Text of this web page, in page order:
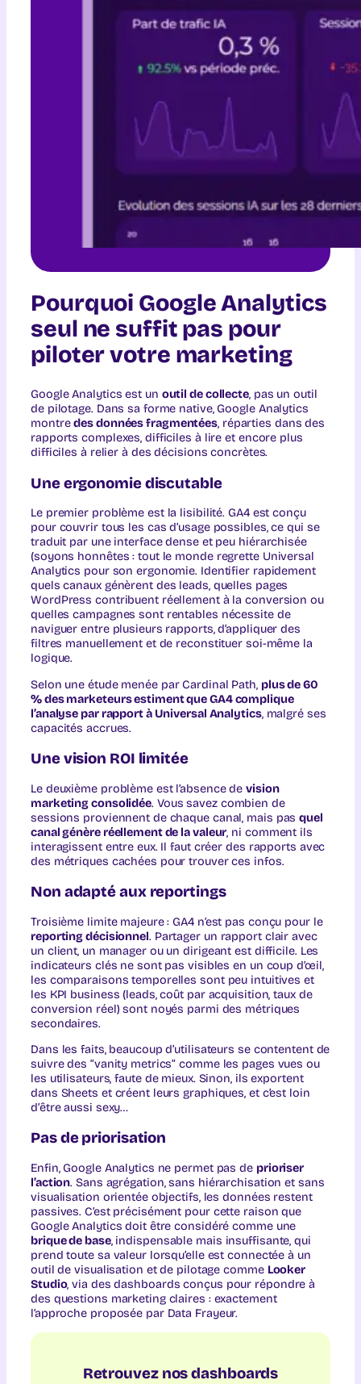
Pourquoi Google Analytics
seul ne suffit pas pour
piloter votre marketing
Google Analytics est un outil de collecte, pas un outil
de pilotage. Dans sa forme native, Google Analytics
montredes données fragmentées, réparties dans des
rapports complexes, difficiles à lire et encore plus
difficiles à relier à des décisions concrètes.
Une ergonomie discutable
Le premier problème est la lisibilité. GA4 est conçu
pour couvrir tous les cas d’usage possibles, ce qui se
traduit par une interface dense et peu hiérarchisée
(soyons honnêtes : tout le monde regrette Universal
Analytics pour son ergonomie. Identifier rapidement
quels canaux génèrent des leads, quelles pages
WordPress contribuent réellement à la conversion ou
quelles campagnes sont rentables nécessite de
naviguer entre plusieurs rapports, d’appliquer des
filtres manuellement et de reconstituer soi-même la
logique.
Selon une étude menée par Cardinal Path, plus de 60
% des marketeurs estiment que GA4 complique
l’analyse par rapport à Universal Analytics, malgré ses
capacités accrues.
Une vision ROI limitée
Le deuxième problème est l’absence devision
marketing consolidée. Vous savez combien de
sessions proviennent de chaque canal, mais pasquel
canal génère réellement de la valeur, ni comment ils
interagissent entre eux. Il faut créer des rapports avec
des métriques cachées pour trouver ces infos.
Non adapté aux reportings
Troisième limite majeure : GA4 n’est pas conçu pour le
reporting décisionnel. Partager un rapport clair avec
un client, un manager ou un dirigeant est difficile. Les
indicateurs clés ne sont pas visibles en un coup d’œil,
les comparaisons temporelles sont peu intuitives et
les KPI business (leads, coût par acquisition, taux de
conversion réel) sont noyés parmi des métriques
secondaires.
Dans les faits, beaucoup d’utilisateurs se contentent de
suivre des “vanity metrics” comme les pages vues ou
les utilisateurs, faute de mieux. Sinon, ils exportent
dans Sheets et créent leurs graphiques, et c’est loin
d’être aussi sexy…
Pas de priorisation
Enfin, Google Analytics ne permet pas de prioriser
l’action. Sans agrégation, sans hiérarchisation et sans
visualisation orientée objectifs, les données restent
passives. C’est précisément pour cette raison que
Google Analytics doit être considéré comme une
brique de base, indispensable mais insuffisante, qui
prend toute sa valeur lorsqu’elle est connectée à un
outil de visualisation et de pilotage comme Looker
Studio, via des dashboards conçus pour répondre à
des questions marketing claires : exactement
l’approche proposée par Data Frayeur.
Retrouvez nos dashboards